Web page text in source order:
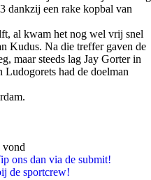
dankzij een rake kopbal van
al kwam het nog wel vrij snel
Kudus. Na die treffer gaven de
maar steeds lag Jay Gorter in
had de doelman
vond
ons dan via de submit!
de sportcrew!